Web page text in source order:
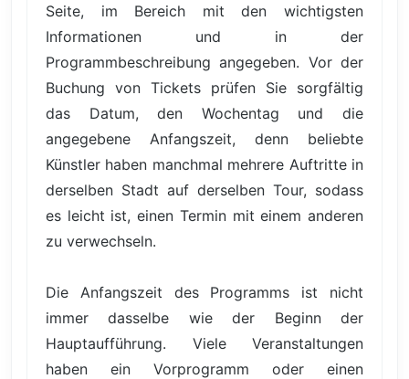
Seite, im Bereich mit den wichtigsten
Informationen und in der
Programmbeschreibung angegeben. Vor der
Buchung von Tickets prüfen Sie sorgfältig
das Datum, den Wochentag und die
angegebene Anfangszeit, denn beliebte
Künstler haben manchmal mehrere Auftritte in
derselben Stadt auf derselben Tour, sodass
es leicht ist, einen Termin mit einem anderen
zu verwechseln.
Die Anfangszeit des Programms ist nicht
immer dasselbe wie der Beginn der
Hauptaufführung. Viele Veranstaltungen
haben ein Vorprogramm oder einen